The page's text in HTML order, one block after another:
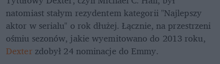
natomiast stałym rezydentem kategorii "Najlepszy
aktor w serialu" o rok dłużej. Łącznie, na przestrzeni
Dexter zdobył 24 nominacje do Emmy.